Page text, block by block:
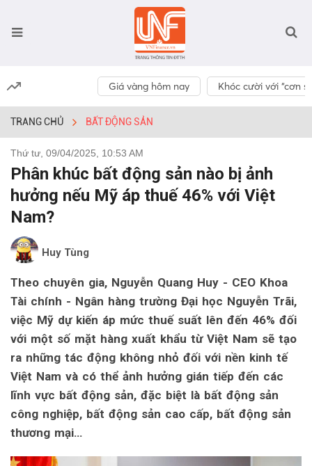
Giá vàng hôm nay Khóc cười với “cơn
TRANG CHỦ BẤT ĐỘNG SẢN
Thứ tư, 09/04/2025, 10:53 AM
Phân khúc bất động sản nào bị ảnh
hưởng nếu Mỹ áp thuế 46% với Việt
Nam?
Huy Tùng
Theo chuyên gia, Nguyễn Quang Huy - CEO Khoa
Tài chính - Ngân hàng trường Đại học Nguyễn Trãi,
việc Mỹ dự kiến áp mức thuế suất lên đến 46% đối
với một số mặt hàng xuất khẩu từ Việt Nam sẽ tạo
ra những tác động không nhỏ đối với nền kinh tế
Việt Nam và có thể ảnh hưởng gián tiếp đến các
lĩnh vực bất động sản, đặc biệt là bất động sản
công nghiệp, bất động sản cao cấp, bất động sản
thương mại…